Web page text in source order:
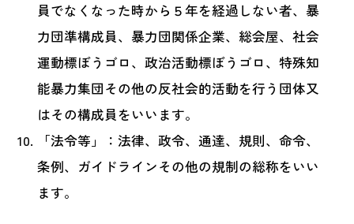
員でなくなった時から５年を経過しない者、暴
力団準構成員、暴力団関係企業、総会屋、社会
運動標ぼうゴロ、政治活動標ぼうゴロ、特殊知
能暴力集団その他の反社会的活動を行う団体又
はその構成員をいいます。
「法令等」：法律、政令、通達、規則、命令、
条例、ガイドラインその他の規制の総称をいい
ます。